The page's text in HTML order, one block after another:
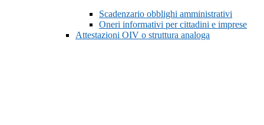
Scadenzario obblighi amministrativi
Oneri informativi per cittadini e imprese
Attestazioni OIV o struttura analoga